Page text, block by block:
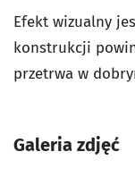
Efekt wizualny
konstrukcji
przetrwa w
Galeria zdjęć